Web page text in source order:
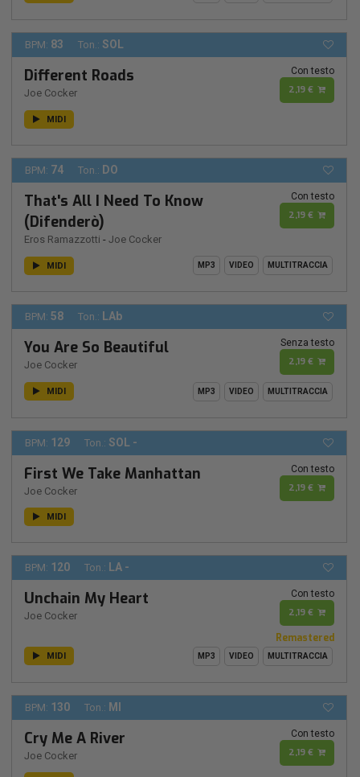
BPM: 83 Ton.: SOL
Different Roads
Joe Cocker
Con testo
2,19 €
MIDI
BPM: 74 Ton.: DO
That's All I Need To Know
(Difenderò)
Eros Ramazzotti - Joe Cocker
Con testo
2,19 €
MIDI MP3 VIDEO MULTITRACCIA
BPM: 58 Ton.: LAb
You Are So Beautiful
Joe Cocker
Senza testo
2,19 €
MIDI MP3 VIDEO MULTITRACCIA
BPM: 129 Ton.: SOL -
First We Take Manhattan
Joe Cocker
Con testo
2,19 €
MIDI
BPM: 120 Ton.: LA -
Unchain My Heart
Joe Cocker
Con testo
2,19 €
Remastered
MIDI MP3 VIDEO MULTITRACCIA
BPM: 130 Ton.: MI
Cry Me A River
Joe Cocker
Con testo
2,19 €